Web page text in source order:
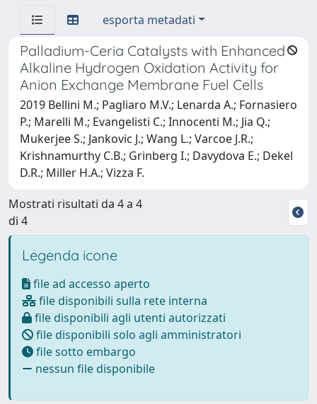
esporta metadati
Palladium-Ceria Catalysts with Enhanced
Alkaline Hydrogen Oxidation Activity for
Anion Exchange Membrane Fuel Cells
2019 Bellini M.; Pagliaro M.V.; Lenarda A.; Fornasiero
P.; Marelli M.; Evangelisti C.; Innocenti M.; Jia Q.;
Mukerjee S.; Jankovic J.; Wang L.; Varcoe J.R.;
Krishnamurthy C.B.; Grinberg I.; Davydova E.; Dekel
D.R.; Miller H.A.; Vizza F.
Mostrati risultati da 4 a 4
di 4
Legenda icone
file ad accesso aperto
file disponibili sulla rete interna
file disponibili agli utenti autorizzati
file disponibili solo agli amministratori
file sotto embargo
nessun file disponibile